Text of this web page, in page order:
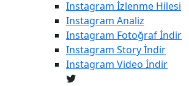
Instagram İzlenme Hilesi
Instagram Analiz
Instagram Fotoğraf İndir
Instagram Story İndir
Instagram Video İndir